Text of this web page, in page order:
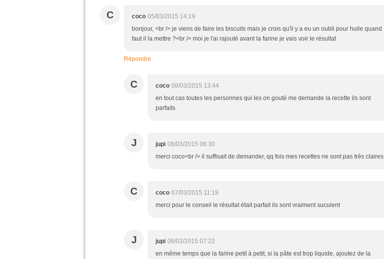
C coco 05/03/2015 14:19
bonjour, <br /> je viens de faire les biscuits mais je crois qu'il y a eu un oubli pour huile quand
faut il la mettre ?<br /> moi je l'ai rajouté avant la farine je vais voir le résultat
Répondre
C coco 08/03/2015 13:44
en tout cas toutes les personnes qui les on gouté me demande la recette ils sont
parfaits
J jupi 08/03/2015 06:30
merci coco<br /> il suffisait de demander, qq fois mes recettes ne sont pas très claires
C coco 07/03/2015 11:19
merci pour le conseil le résultat était parfait ils sont vraiment suculent
J jupi 06/03/2015 07:22
en même temps que la farine petit à petit, si la pâte est trop liquide, ajoutez de la